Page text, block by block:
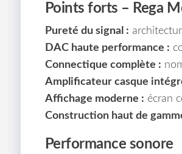
Points forts – Rega
Pureté du signal :
DAC haute performance :
Connectique complète :
Amplificateur casque
Affichage moderne : écran
Construction haut de
Performance sonore